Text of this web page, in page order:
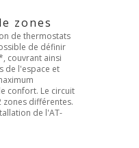
zones
de thermostats
de définir
couvrant ainsi
de l'espace et
confort. Le circuit
zones différentes.
de l'AT-